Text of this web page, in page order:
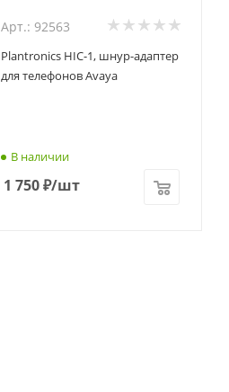
Арт.: 92563
Plantronics HIC-1, шнур-адаптер
для телефонов Avaya
В наличии
1 750₽/шт